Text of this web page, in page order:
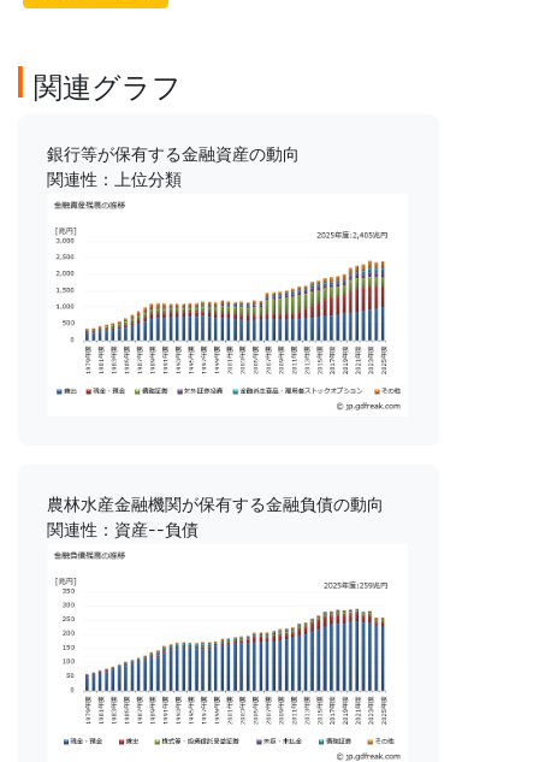
関連グラフ
銀行等が保有する金融資産の動向
関連性：上位分類
農林水産金融機関が保有する金融負債の動向
関連性：資産--負債